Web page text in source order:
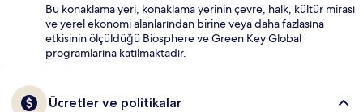
Bu konaklama yeri, konaklama yerinin çevre, halk, kültür mirası
ve yerel ekonomi alanlarından birine veya daha fazlasına
etkisinin ölçüldüğü Biosphere ve Green Key Global
programlarına katılmaktadır.
Ücretler ve politikalar